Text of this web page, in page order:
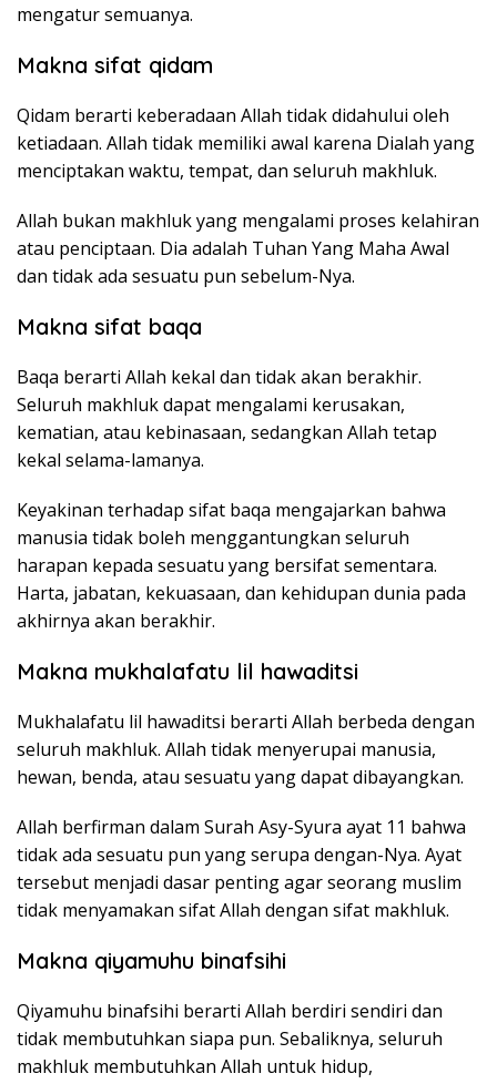
mengatur semuanya.
Makna sifat qidam
Qidam berarti keberadaan Allah tidak didahului oleh
ketiadaan. Allah tidak memiliki awal karena Dialah yang
menciptakan waktu, tempat, dan seluruh makhluk.
Allah bukan makhluk yang mengalami proses kelahiran
atau penciptaan. Dia adalah Tuhan Yang Maha Awal
dan tidak ada sesuatu pun sebelum-Nya.
Makna sifat baqa
Baqa berarti Allah kekal dan tidak akan berakhir.
Seluruh makhluk dapat mengalami kerusakan,
kematian, atau kebinasaan, sedangkan Allah tetap
kekal selama-lamanya.
Keyakinan terhadap sifat baqa mengajarkan bahwa
manusia tidak boleh menggantungkan seluruh
harapan kepada sesuatu yang bersifat sementara.
Harta, jabatan, kekuasaan, dan kehidupan dunia pada
akhirnya akan berakhir.
Makna mukhalafatu lil hawaditsi
Mukhalafatu lil hawaditsi berarti Allah berbeda dengan
seluruh makhluk. Allah tidak menyerupai manusia,
hewan, benda, atau sesuatu yang dapat dibayangkan.
Allah berfirman dalam Surah Asy-Syura ayat 11 bahwa
tidak ada sesuatu pun yang serupa dengan-Nya. Ayat
tersebut menjadi dasar penting agar seorang muslim
tidak menyamakan sifat Allah dengan sifat makhluk.
Makna qiyamuhu binafsihi
Qiyamuhu binafsihi berarti Allah berdiri sendiri dan
tidak membutuhkan siapa pun. Sebaliknya, seluruh
makhluk membutuhkan Allah untuk hidup,